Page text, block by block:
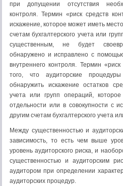
при допущении отсутствия
контроля. Термин «риск средств
искажение, которое может иметь
счетам бухгалтерского учета или
существенным, не будет
обнаружено и исправлено с помощью
внутреннего контроля. Термин
того, что аудиторские
обнаружить искажение остатков
учета или групп операций,
отдельности или в совокупности с
другим счетам бухгалтерского учета
Между существенностью и
зависимость, то есть чем выше
уровень аудиторского риска, и
существенностью и аудиторским
аудитором при определении
аудиторских процедур.